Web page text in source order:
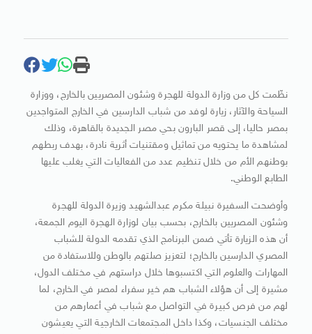
نظّمت كل من وزارة الدولة للهجرة وشئون المصريين بالخارج، ووزارة
السياحة والآثار، زيارة لوفد من شباب الدارسين في الخارج المتواجدين
بمصر حاليا، إلى قصر البارون بحي مصر الجديدة بالقاهرة، وذلك
لمشاهدة ما يحتويه من تماثيل ومقتنيات أثرية نادرة، بهدف ربطهم
بوطنهم الأم من خلال تنظيم عدد من الفعاليات التي يغلب عليها
الطابع الوطني.
وأوضحت السفيرة نبيلة مكرم عبدالشهيد وزيرة الدولة للهجرة
وشئون المصريين بالخارج، بحسب بيان لوزارة الهجرة اليوم الجمعة،
أن هذه الزيارة تأتي ضمن البرنامج الذي تقدمه الدولة للشباب
المصري الدارسين بالخارج؛ لتعزيز صلتهم بالوطن وللاستفادة من
المهارات والعلوم التي اكتسبوها خلال دراستهم في مختلف الدول،
مشيرة إلى أن هؤلاء الشباب هم خير سفراء لمصر في الخارج، لما
لهم من فرص كبيرة في التواصل مع شباب في أعمارهم من
مختلف الجنسيات، وكذا داخل المجتمعات الخارجية التي يعيشون